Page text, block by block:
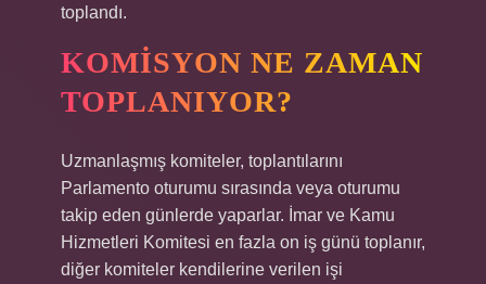
toplandı.
KOMISYON NE ZAMAN
TOPLANIYOR?
Uzmanlaşmış komiteler, toplantılarını
Parlamento oturumu sırasında veya oturumu
takip eden günlerde yaparlar. İmar ve Kamu
Hizmetleri Komitesi en fazla on iş günü toplanır,
diğer komiteler kendilerine verilen işi